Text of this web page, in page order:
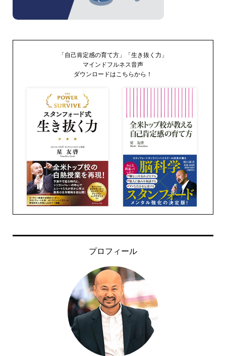
「自己肯定感の育て方」「生き抜く力」
マインドフルネス音声
ダウンロードはこちらから！
プロフィール